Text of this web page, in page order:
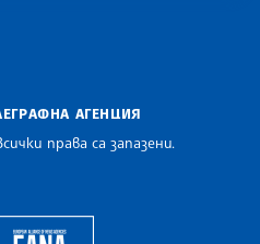
АГЕНЦИЯ
права са запазени.
of the Balkan News Agencies